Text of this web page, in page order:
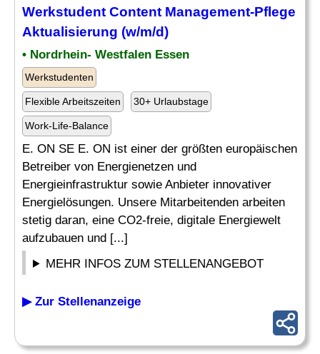
Werkstudent Content Management-Pflege
Aktualisierung (w/m/d)
• Nordrhein- Westfalen Essen
Werkstudenten
Flexible Arbeitszeiten 30+ Urlaubstage
Work-Life-Balance
E. ON SE E. ON ist einer der größten europäischen
Betreiber von Energienetzen und
Energieinfrastruktur sowie Anbieter innovativer
Energielösungen. Unsere Mitarbeitenden arbeiten
stetig daran, eine CO2-freie, digitale Energiewelt
aufzubauen und [...]
MEHR INFOS ZUM STELLENANGEBOT
▶ Zur Stellenanzeige